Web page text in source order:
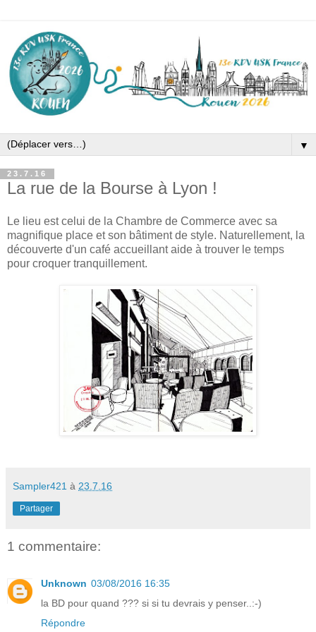
▼
23.7.16
La rue de la Bourse à Lyon !
Le lieu est celui de la Chambre de Commerce avec sa
magnifique place et son bâtiment de style. Naturellement, la
découverte d'un café accueillant aide à trouver le temps
pour croquer tranquillement.
Sampler421 à 23.7.16
Partager
1 commentaire:
Unknown 03/08/2016 16:35
la BD pour quand ??? si si tu devrais y penser..:-)
Répondre